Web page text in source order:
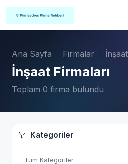
Ana Sayfa Firmalar İnşaat
İnşaat Firmaları
Toplam 0 firma bulundu
Kategoriler
Tüm Kategoriler